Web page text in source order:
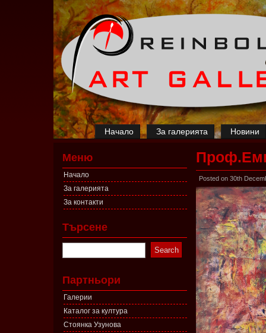
Начало За галерията Новини
Меню
Начало
За галерията
За контакти
Търсене
Партньори
Галерии
Каталог за култура
Стоянка Узунова
Posted on 30th